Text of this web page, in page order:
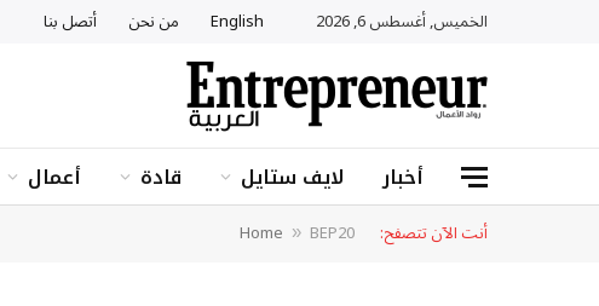
الخميس, أغسطس 6, 2026 English من نحن أتصل بنا
أخبار لايف ستايل قادة أعمال
أنت الآن تتصفح: Home » BEP20